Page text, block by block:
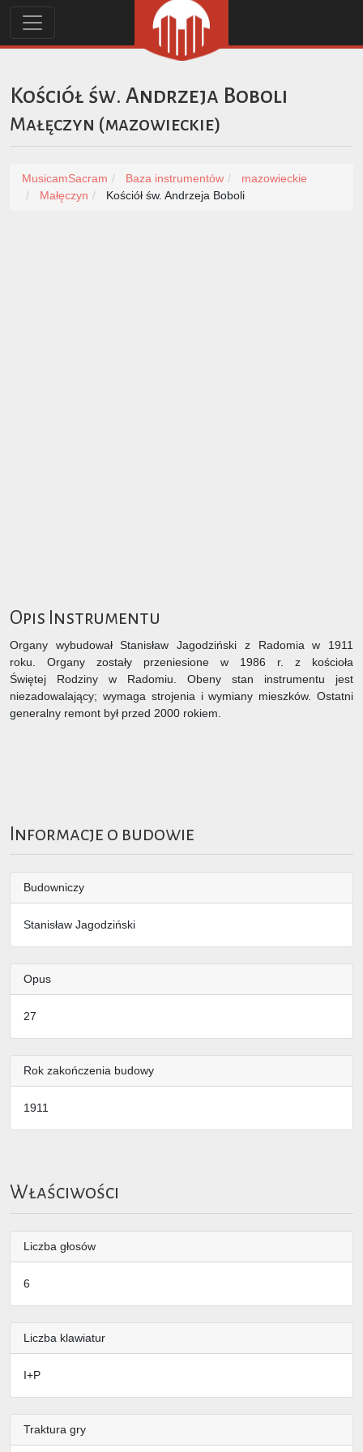
Kościół św. Andrzeja Boboli
Małęczyn (mazowieckie)
MusicamSacram Baza instrumentów
mazowieckie
Małęczyn
Kościół św. Andrzeja Boboli
Opis Instrumentu
Organy wybudował Stanisław Jagodziński z Radomia w 1911
roku. Organy zostały przeniesione w 1986 r. z kościoła
Świętej Rodziny w Radomiu. Obeny stan instrumentu jest
niezadowalający; wymaga strojenia i wymiany mieszków. Ostatni
generalny remont był przed 2000 rokiem.
Informacje o budowie
Budowniczy
Stanisław Jagodziński
Opus
27
Rok zakończenia budowy
1911
Właściwości
Liczba głosów
6
Liczba klawiatur
I+P
Traktura gry